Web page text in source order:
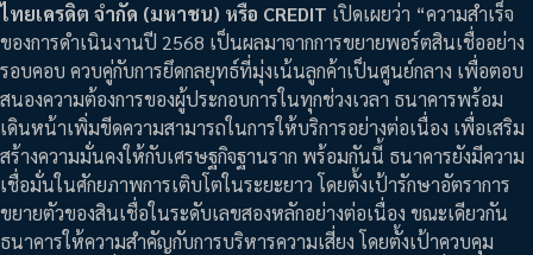
ไทยเครดิต จำกัด (มหาชน) หรือ CREDIT เปิดเผยว่า “ความสำเร็จ
ของการดำเนินงานปี 2568 เป็นผลมาจากการขยายพอร์ตสินเชื่ออย่าง
รอบคอบ ควบคู่กับการยึดกลยุทธ์ที่มุ่งเน้นลูกค้าเป็นศูนย์กลาง เพื่อตอบ
สนองความต้องการของผู้ประกอบการในทุกช่วงเวลา ธนาคารพร้อม
เดินหน้าเพิ่มขีดความสามารถในการให้บริการอย่างต่อเนื่อง เพื่อเสริม
สร้างความมั่นคงให้กับเศรษฐกิจฐานราก พร้อมกันนี้ ธนาคารยังมีความ
เชื่อมั่นในศักยภาพการเติบโตในระยะยาว โดยตั้งเป้ารักษาอัตราการ
ขยายตัวของสินเชื่อในระดับเลขสองหลักอย่างต่อเนื่อง ขณะเดียวกัน
ธนาคารให้ความสำคัญกับการบริหารความเสี่ยง โดยตั้งเป้าควบคุม